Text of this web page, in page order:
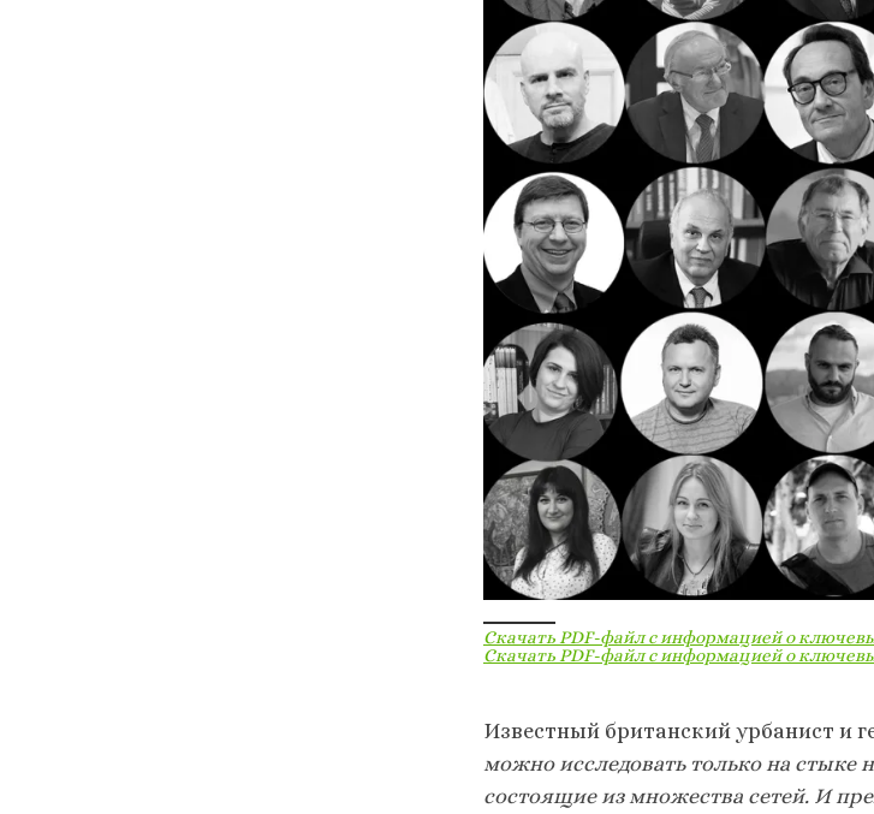
Скачать PDF-файл с информацией о
Скачать PDF-файл с информацией о
Известный британский урбанист и
можно исследовать только на стыке
состоящие из множества сетей. И